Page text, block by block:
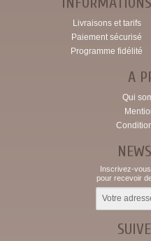
Livraisons et tarifs
Paiement sécurisé
Programme fidélité
A
Qui
Inscrivez-
pour recevoir